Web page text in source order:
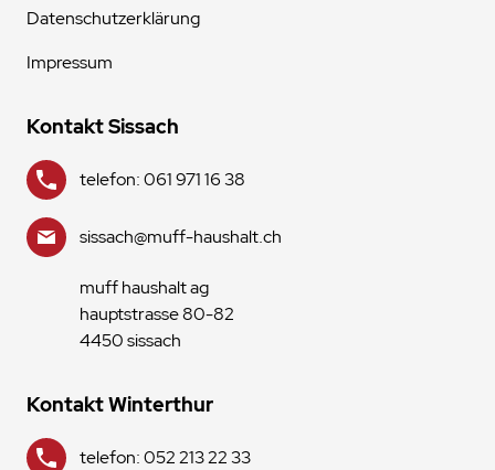
Datenschutzerklärung
Impressum
Kontakt Sissach
telefon: 061 971 16 38
sissach@muff-haushalt.ch
muff haushalt ag
hauptstrasse 80-82
4450 sissach
Kontakt Winterthur
telefon: 052 213 22 33